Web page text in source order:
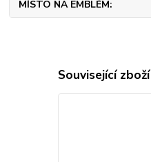
MÍSTO NA EMBLÉM
Související zboží